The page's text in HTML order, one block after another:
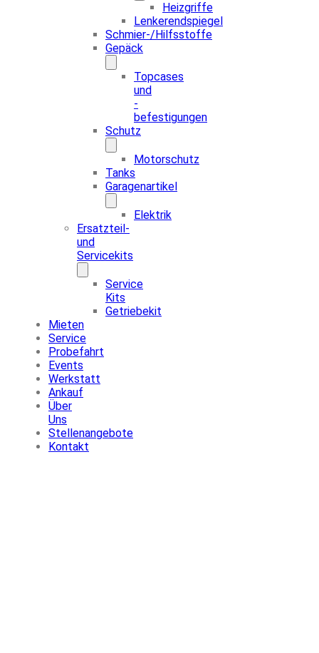
Heizgriffe
Lenkerendspiegel
Schmier-/Hilfsstoffe
Gepäck
Topcases
und
-
befestigungen
Schutz
Motorschutz
Tanks
Garagenartikel
Elektrik
Ersatzteil-
und
Servicekits
Service
Kits
Getriebekit
Mieten
Service
Probefahrt
Events
Werkstatt
Ankauf
Über
Uns
Stellenangebote
Kontakt